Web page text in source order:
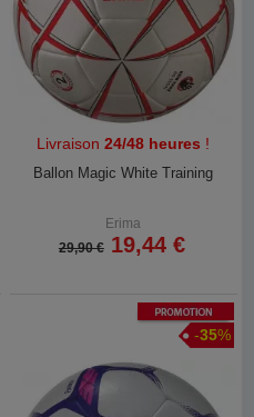
Livraison24/48 heures !
Ballon Magic White Training
Erima
29,90 € 19,44 €
Promotion
-35%